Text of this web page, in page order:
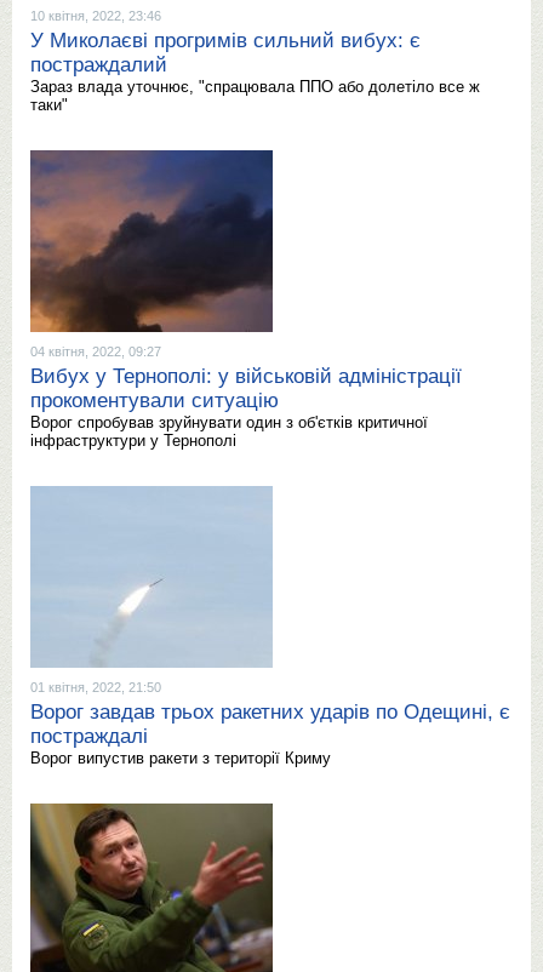
10 квітня, 2022, 23:46
У Миколаєві прогримів сильний вибух: є
постраждалий
Зараз влада уточнює, "спрацювала ППО або долетіло все ж
таки"
04 квітня, 2022, 09:27
Вибух у Тернополі: у військовій адміністрації
прокоментували ситуацію
Ворог спробував зруйнувати один з об'єтків критичної
інфраструктури у Тернополі
01 квітня, 2022, 21:50
Ворог завдав трьох ракетних ударів по Одещині, є
постраждалі
Ворог випустив ракети з території Криму